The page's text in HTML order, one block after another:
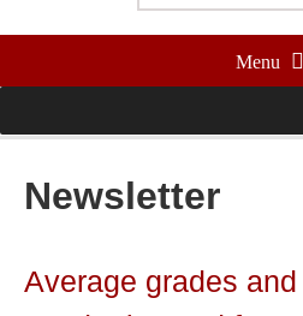
Menu
Newsletter
Average grades